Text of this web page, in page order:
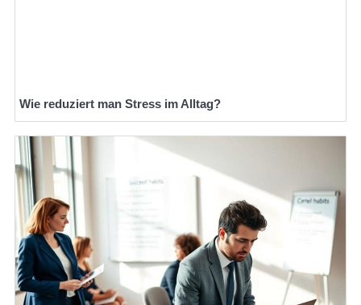
Wie reduziert man Stress im Alltag?